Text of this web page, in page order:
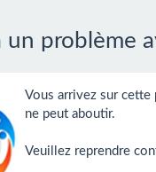
un problème
Vous arrivez sur cette
ne peut aboutir.
Veuillez reprendre